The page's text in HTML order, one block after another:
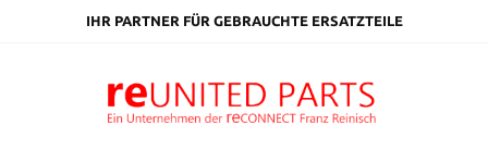
springenIHR PARTNER FÜR GEBRAUCHTE ERSATZTEILE